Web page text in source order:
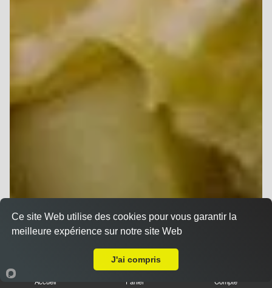
Accueil Panier Compte
Ce site Web utilise des cookies pour vous garantir la
meilleure expérience sur notre site Web
J'ai compris